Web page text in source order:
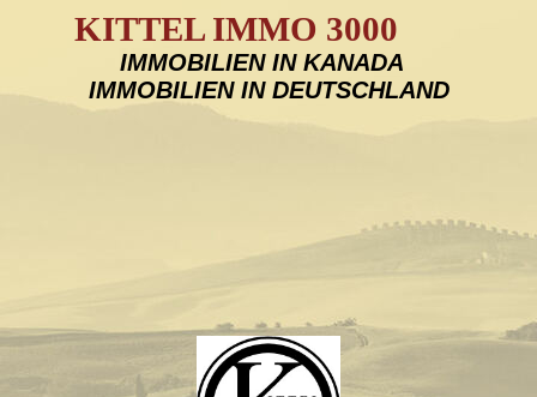
KITTEL IMMO 3000
IMMOBILIEN IN KANADA
IMMOBILIEN IN DEUTSCHLAND